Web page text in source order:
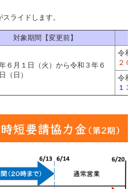
ライドします。
対象期間【変更前】
６月１日（火）から令和３年６
（日）
令
２
令
１